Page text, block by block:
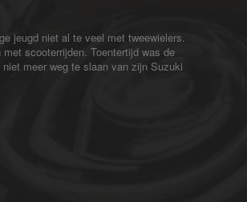
jeugd niet al te veel met tweewielers.
scooterrijden. Toentertijd was de
meer weg te slaan van zijn Suzuki